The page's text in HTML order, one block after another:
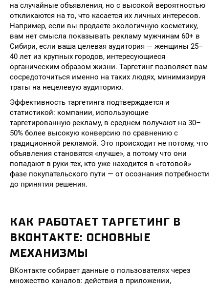
на случайные объявления, но с высокой вероятностью
откликаются на то, что касается их личных интересов.
Например, если вы продаете экологичную косметику,
вам нет смысла показывать рекламу мужчинам 60+ в
Сибири, если ваша целевая аудитория — женщины 25–
40 лет из крупных городов, интересующиеся
органическим образом жизни. Таргетинг позволяет вам
сосредоточиться именно на таких людях, минимизируя
траты на нецелевую аудиторию.
Эффективность таргетинга подтверждается и
статистикой: компании, использующие
таргетированную рекламу, в среднем получают на 30–
50% более высокую конверсию по сравнению с
традиционной рекламой. Это происходит не потому, что
объявления становятся «лучше», а потому что они
попадают в руки тех, кто уже находится в «готовой»
фазе покупательского пути — от осознания потребности
до принятия решения.
КАК РАБОТАЕТ ТАРГЕТИНГ В
ВКОНТАКТЕ: ОСНОВНЫЕ
МЕХАНИЗМЫ
ВКонтакте собирает данные о пользователях через
множество каналов: действия в приложении,